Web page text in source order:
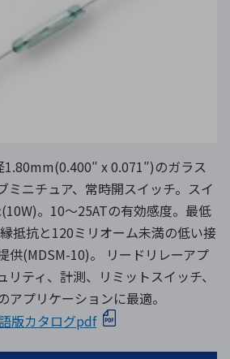
x 0.071″)のガラス
ミニチュア、常時開スイッチ。スイ
。10～25ATの有効感度。最低
抵抗と120ミリオーム未満の低い接
供(MDSM-10)。 リードリレーアプ
リティ、計測、リミットスイッチ、
アプリケーションに最適。
版カタログpdf